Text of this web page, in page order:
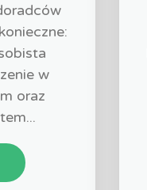
w
oraz